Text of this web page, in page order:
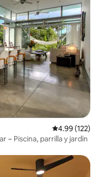
Calificación
4.99 (122)
~ Piscina, parrilla y jardín